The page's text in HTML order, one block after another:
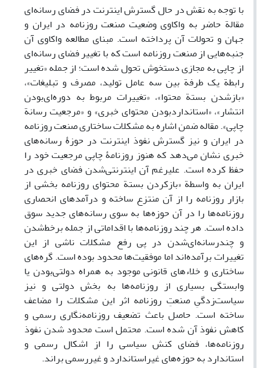
با توجه به نقش در حال گسترش اینترنت در فضای رسانه‌ای
مقالة حاضر به واکاوی وضعیت صنعت روزنامه در ایران و
جهان و تحولات آن پرداخته است. مبنای مطالعه واکاوی آن
جنبه‌‌هایی از صنعت روزنامه است که با تغییر فضای رسانه‌ای
از چاپی به مجازی دستخوش تحول شده است؛ از جمله «تغییر
رابطة یک طرفة بین سه عامل تولید، مصرف و تبلیغات»،
«بازشدن بستة محتوا»، «تغییرات مربوط به دوره‌ای‌بودن
انتشار»، «استاندارد‌بودن محتوای خبری» و «مرجعیت رسانة
چاپی». مقاله ضمن اشاره به مشکلات ساختاری صنعت روزنامه
در ایران و نیز گسترش نفوذ اینترنت در حوزۀ رسانه‌‌های
خبری نشان می‌دهد که هنوز روزنامۀ چاپی مرجعیت خود را
حفظ کرده است. علیرغم آن اینترنتی‌شدن فضای خبری در
ایران به واسطة «باز‌کردن بستة محتوای روزنامه بخشی از
بازار روزنامه را از آن منتزع ساخته و درآمد‌های انحصاری
روزنامه‌‌ها را در آن حوزه‌‌ها به سوی رسانه‌‌های جدید سوق
داده است. هر چند روزنامه‌‌ها با اقداماتی از جمله برخط‌شدن
و چند‌رسانه‌ای‌شدن در پی رفع مشکلات ناشی از این
تغییرات برآمده‌اند اما موفقیت‌‌ها محدود بوده است. گره‌‌های
ساختاری و خلاء‌های قانونی موجود به همراه دولتی‌بودن یا
وابستگی بسیاری از روزنامه‌‌ها به بخش دولتی و نیز
سیاست‌زدگیِ صنعتِ روزنامه اثر این مشکلات را مضاعف
ساخته است. حاصل باعث تضعیف روزنامه‌نگاری رسمی و
کاهش نفوذ آن شده است. محتمل است محدود شدن نفوذ
روزنامه‌‌ها، فضای کنش سیاسی را از اشکال رسمی و
استاندارد به حوزه‌‌های غیراستاندارد و غیررسمی براند.